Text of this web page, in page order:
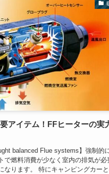
アイテム！FFヒーターの実
balanced Flue systems】強制的
で燃料消費が少なく室内の排気が必
なります。 特にキャンピングカー